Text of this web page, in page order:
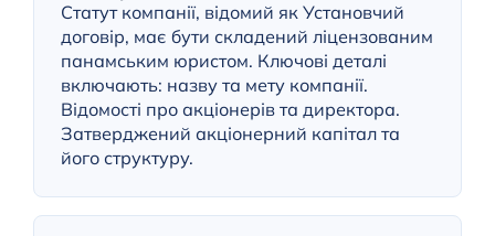
Статут компанії, відомий як Установчий
договір, має бути складений ліцензованим
панамським юристом. Ключові деталі
включають: назву та мету компанії.
Відомості про акціонерів та директора.
Затверджений акціонерний капітал та
його структуру.